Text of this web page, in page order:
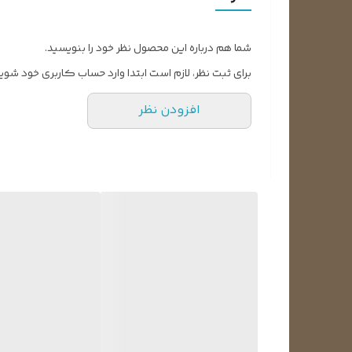
شما هم درباره این محصول نظر خود را بنویسید.
برای ثبت نظر، لازم است ابتدا وارد حساب کاربری خود
افزودن نظر